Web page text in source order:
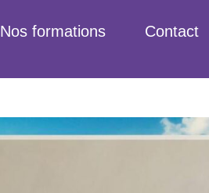
Nos formations Contact